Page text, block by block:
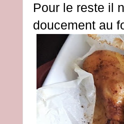
Pour le reste il
doucement au